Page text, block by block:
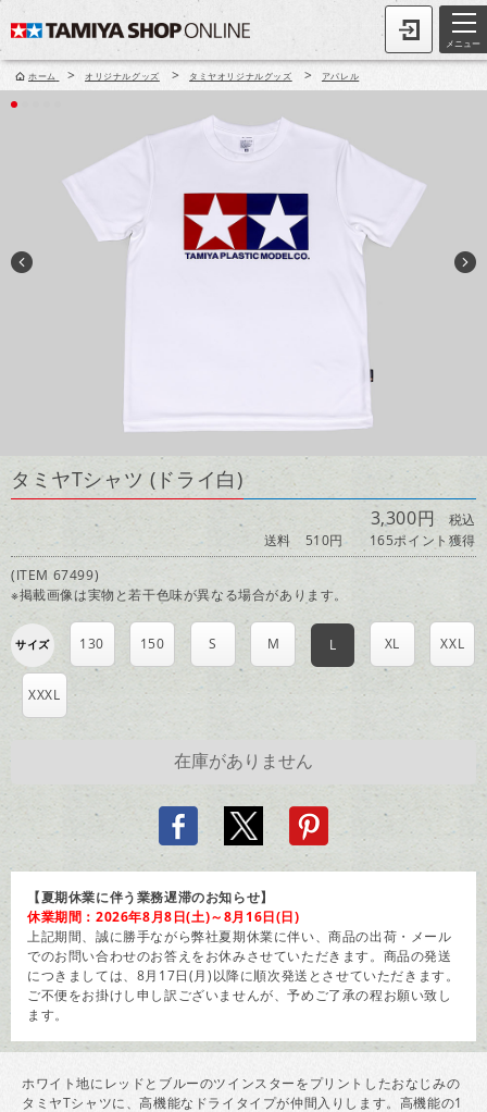
メニュー
ホーム > オリジナルグッズ > タミヤオリジナルグッズ > アパレル
タミヤTシャツ (ドライ白)
3,300円 税込
送料 510円
165ポイント獲得
(ITEM 67499)
※掲載画像は実物と若干色味が異なる場合があります。
サイズ 130 150 S M L XL XXL
XXXL
【夏期休業に伴う業務遅滞のお知らせ】
休業期間：2026年8月8日(土)～8月16日(日)
上記期間、誠に勝手ながら弊社夏期休業に伴い、商品の出荷・メール
でのお問い合わせのお答えをお休みさせていただきます。商品の発送
につきましては、8月17日(月)以降に順次発送とさせていただきます。
ご不便をお掛けし申し訳ございませんが、予めご了承の程お願い致し
ます。
ホワイト地にレッドとブルーのツインスターをプリントしたおなじみの
タミヤTシャツに、高機能なドライタイプが仲間入りします。高機能の1